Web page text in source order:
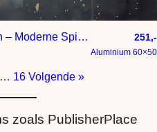
Dromende Vrouw voor de Maan – Moderne Spirituele Kunst aan de Muur 251,-
Aluminium 60×50
… 16 Volgende »
zoals PublisherPlace